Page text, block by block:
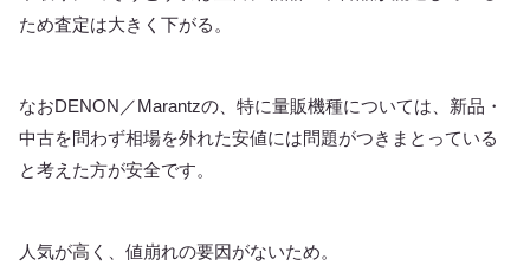
ため査定は大きく下がる。
なおDENON／Marantzの、特に量販機種については、新品・
中古を問わず相場を外れた安値には問題がつきまとっている
と考えた方が安全です。
人気が高く、値崩れの要因がないため。